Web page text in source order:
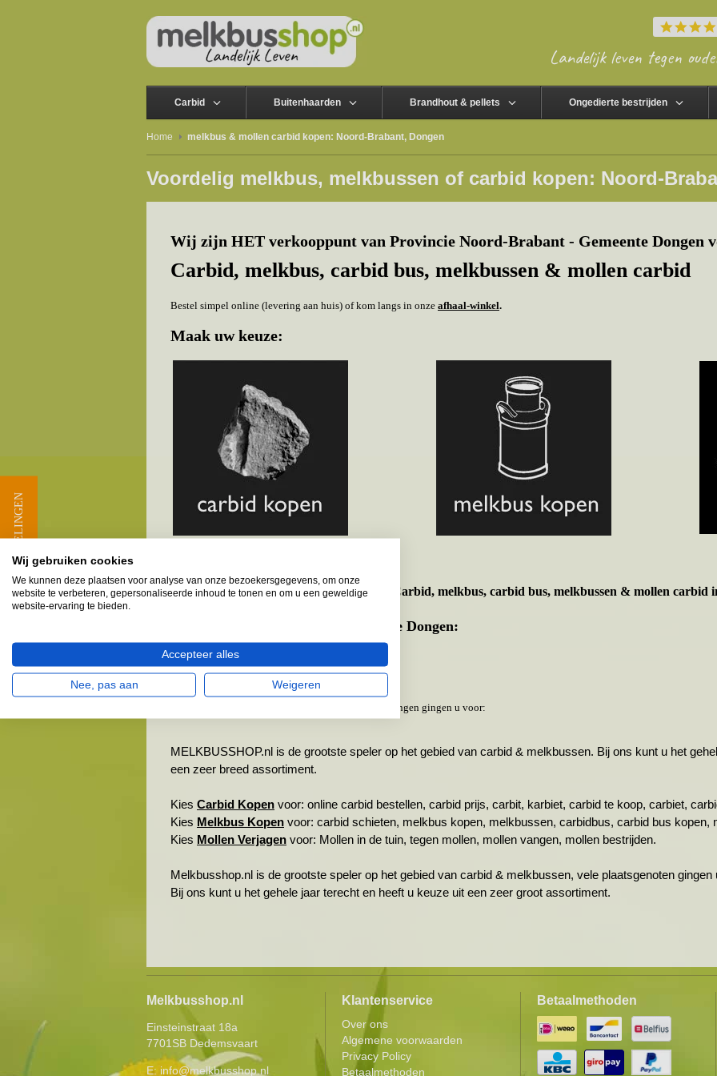
Landelijk leven tegen
Carbid Buitenhaarden Brandhout & pellets Ongedierte bestrijden
Home melkbus & mollen carbid kopen: Noord-Brabant, Dongen
Voordelig melkbus, melkbussen of carbid kopen: Noord-
Wij zijn HET verkooppunt van Provincie Noord-Brabant - Gemeente Dongen
Carbid, melkbus, carbid bus, melkbussen & mollen carbid
Bestel simpel online (levering aan huis) of kom langs in onze afhaal-winkel.
Maak uw keuze:
Melkbusshop.nl HET verkooppunt voor Carbid, melkbus, carbid bus, melkbussen & mollen carbid
Provincie Noord-Brabant - Gemeente Dongen:
's-Gravenmoer
Dongen
& omgeving
Vele klanten provincie Noord-Brabant, gemeente Dongen gingen u voor:
MELKBUSSHOP.nl is de grootste speler op het gebied van carbid & melkbussen. Bij ons kunt u het
een zeer breed assortiment.
Kies Carbid Kopen voor: online carbid bestellen, carbid prijs, carbit, karbiet, carbid te koop, carbiet,
Kies Melkbus Kopen voor: carbid schieten, melkbus kopen, melkbussen, carbidbus, carbid bus kopen,
Kies Mollen Verjagen voor: Mollen in de tuin, tegen mollen, mollen vangen, mollen bestrijden.
Melkbusshop.nl is de grootste speler op het gebied van carbid & melkbussen, vele plaatsgenoten gingen
Bij ons kunt u het gehele jaar terecht en heeft u keuze uit een zeer groot assortiment.
Melkbusshop.nl
Einsteinstraat 18a
7701SB Dedemsvaart
E: info@melkbusshop.nl
Klantenservice
Over ons
Algemene voorwaarden
Privacy Policy
Betaalmethoden
Betaalmethoden
★ BEOORDELINGEN
Wij gebruiken cookies
We kunnen deze plaatsen voor analyse van onze bezoekersgegevens, om onze
website te verbeteren, gepersonaliseerde inhoud te tonen en om u een geweldige
website-ervaring te bieden.
Accepteer alles
Nee, pas aan Weigeren